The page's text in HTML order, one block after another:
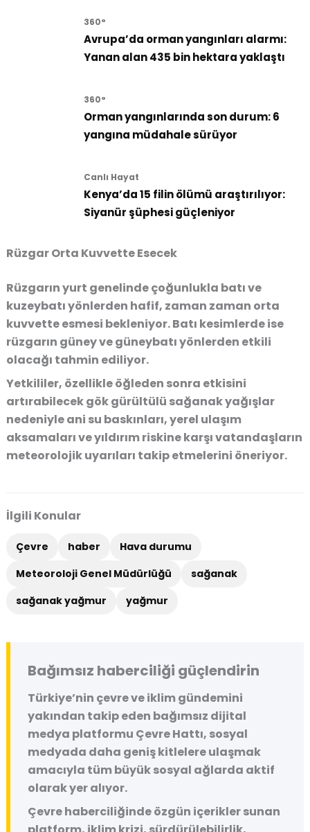
360°
Avrupa’da orman yangınları alarmı:
Yanan alan 435 bin hektara yaklaştı
360°
Orman yangınlarında son durum: 6
yangına müdahale sürüyor
Canlı Hayat
Kenya’da 15 filin ölümü araştırılıyor:
Siyanür şüphesi güçleniyor
Rüzgar Orta Kuvvette Esecek
Rüzgarın yurt genelinde çoğunlukla batı ve
kuzeybatı yönlerden hafif, zaman zaman orta
kuvvette esmesi bekleniyor. Batı kesimlerde ise
rüzgarın güney ve güneybatı yönlerden etkili
olacağı tahmin ediliyor.
Yetkililer, özellikle öğleden sonra etkisini
artırabilecek gök gürültülü sağanak yağışlar
nedeniyle ani su baskınları, yerel ulaşım
aksamaları ve yıldırım riskine karşı vatandaşların
meteorolojik uyarıları takip etmelerini öneriyor.
İlgili Konular
Çevre haber
Hava durumu
Meteoroloji Genel Müdürlüğü
sağanak
sağanak yağmur
yağmur
Bağımsız haberciliği güçlendirin
Türkiye’nin çevre ve iklim gündemini
yakından takip eden bağımsız dijital
medya platformu Çevre Hattı, sosyal
medyada daha geniş kitlelere ulaşmak
amacıyla tüm büyük sosyal ağlarda aktif
olarak yer alıyor.
Çevre haberciliğinde özgün içerikler sunan